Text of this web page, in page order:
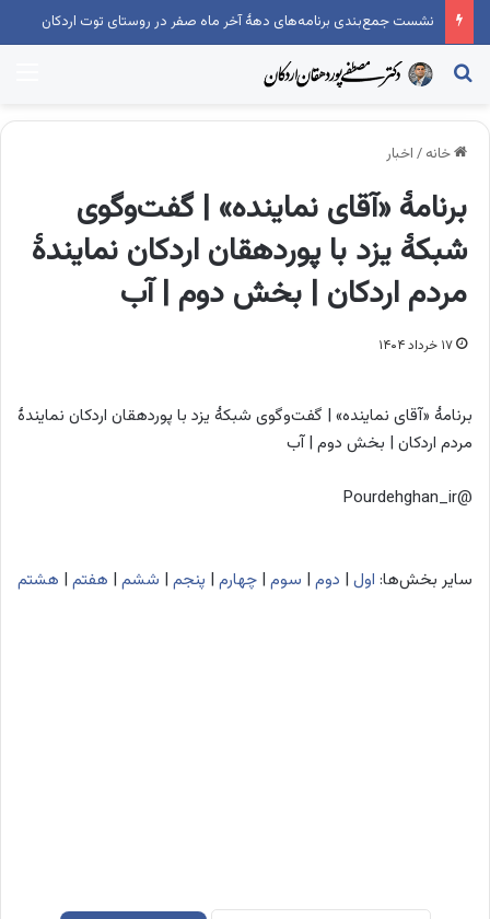
نشست جمع‌بندی برنامه‌های دهۀ آخر ماه صفر در روستای توت اردکان
جستجو...
خانه / اخبار
برنامۀ «آقای نماینده» | گفت‌وگوی
شبکۀ یزد با پوردهقان اردکان نمایندۀ
مردم اردکان | بخش دوم | آب
۱۷ خرداد ۱۴۰۴
برنامۀ «آقای نماینده» | گفت‌وگوی شبکۀ یزد با پوردهقان اردکان نمایندۀ
مردم اردکان | بخش دوم | آب
@Pourdehghan_ir
سایر بخش‌ها: اول | دوم | سوم | چهارم | پنجم | ششم | هفتم | هشتم